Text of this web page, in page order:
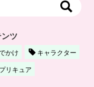
ツ
かけ
キャラクター
プリキュア